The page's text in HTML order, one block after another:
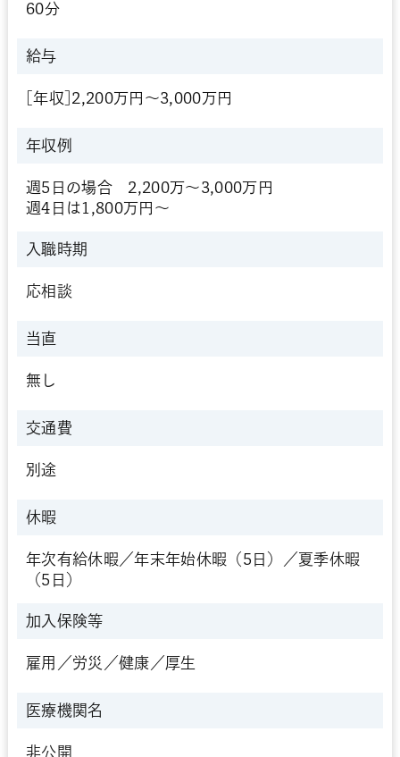
60分
給与
[年収]2,200万円～3,000万円
年収例
週5日の場合 2,200万～3,000万円
週4日は1,800万円～
入職時期
応相談
当直
無し
交通費
別途
休暇
年次有給休暇／年末年始休暇（5日）／夏季休暇
（5日）
加入保険等
雇用／労災／健康／厚生
医療機関名
非公開